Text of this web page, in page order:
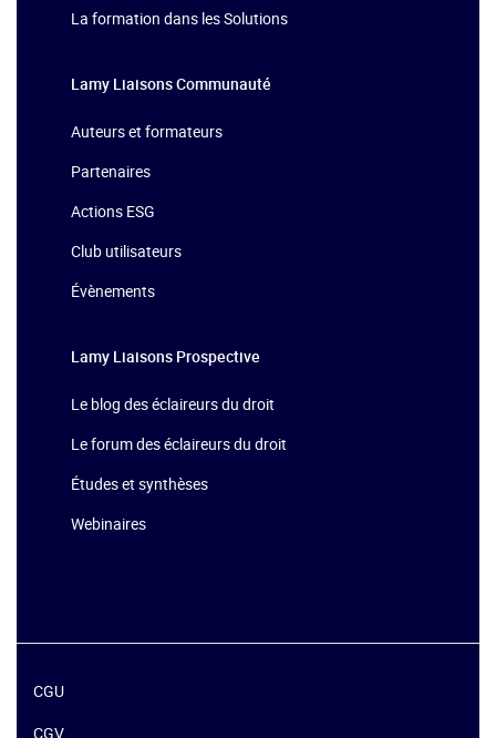
La formation dans les Solutions
Lamy LiaisonsCommunauté
Auteurs et formateurs
Partenaires
Actions ESG
Club utilisateurs
Évènements
Lamy Liaisons Prospective
Le blog des éclaireurs du droit
Le forum des éclaireurs du droit
Études et synthèses
Webinaires
CGU
CGV